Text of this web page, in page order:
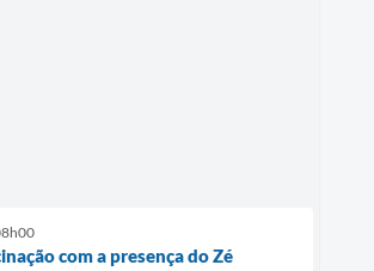
com a presença do Zé